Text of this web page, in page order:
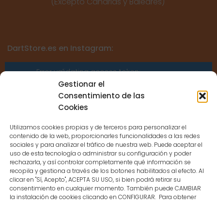
Gestionar el
Consentimiento de las
Cookies
Utilizamos cookies propias y de terceros para personalizar el
contenido de la web, proporcionarles funcionalidades a las redes
sociales y para analizar el tráfico de nuestra web. Puede aceptar el
uso de esta tecnología o administrar su configuración y poder
rechazarla, y así controlar completamente qué información se
recopila y gestiona a través de los botones habilitados al efecto. Al
clicar en "Sí, Acepto", ACEPTA SU USO, si bien podrá retirar su
consentimiento en cualquier momento. También puede CAMBIAR
la instalación de cookies clicando en CONFIGURAR. Para obtener
DartStore.es en Instagram:
Error validating access token:
Sessions for the user are not allowed
because the user is not a confirmed
CONTACTO
MENÚ PRINCIPAL